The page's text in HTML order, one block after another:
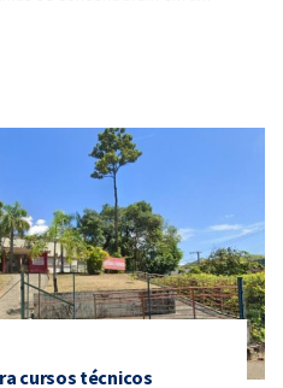
cursos técnicos